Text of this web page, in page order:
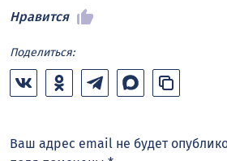
Нравится
Поделиться:
Ваш адрес email не будет